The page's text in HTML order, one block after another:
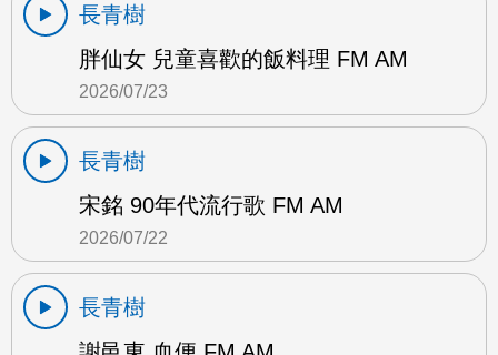
長青樹
胖仙女 兒童喜歡的飯料理 FM AM
2026/07/23
長青樹
宋銘 90年代流行歌 FM AM
2026/07/22
長青樹